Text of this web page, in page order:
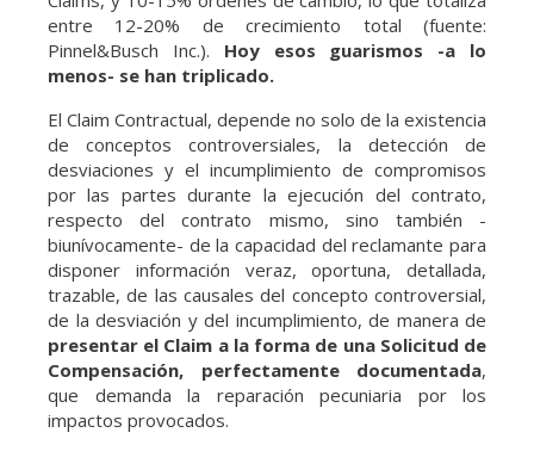
entre 12-20% de crecimiento total (fuente:
Pinnel&Busch Inc.). Hoy esos guarismos -a lo
menos- se han triplicado.
El Claim Contractual, depende no solo de la existencia
de conceptos controversiales, la detección de
desviaciones y el incumplimiento de compromisos
por las partes durante la ejecución del contrato,
respecto del contrato mismo, sino también -
biunívocamente- de la capacidad del reclamante para
disponer información veraz, oportuna, detallada,
trazable, de las causales del concepto controversial,
de la desviación y del incumplimiento, de manera de
presentar el Claim a la forma de una Solicitud de
Compensación, perfectamente documentada,
que demanda la reparación pecuniaria por los
impactos provocados.